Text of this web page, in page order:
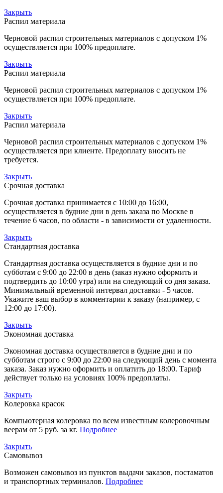
Закрыть
Распил материала
Черновой распил строительных материалов с допуском 1%
осуществляется при 100% предоплате.
Закрыть
Распил материала
Черновой распил строительных материалов с допуском 1%
осуществляется при 100% предоплате.
Закрыть
Распил материала
Черновой распил строительных материалов с допуском 1%
осуществляется при клиенте. Предоплату вносить не
требуется.
Закрыть
Срочная доставка
Срочная доставка принимается с 10:00 до 16:00,
осуществляется в будние дни в день заказа по Москве в
течение 6 часов, по области - в зависимости от удаленности.
Закрыть
Стандартная доставка
Стандартная доставка осуществляется в будние дни и по
субботам с 9:00 до 22:00 в день (заказ нужно оформить и
подтвердить до 10:00 утра) или на следующий со дня заказа.
Минимальный временной интервал доставки - 5 часов.
Укажите ваш выбор в комментарии к заказу (например, с
12:00 до 17:00).
Закрыть
Экономная доставка
Экономная доставка осуществляется в будние дни и по
субботам строго с 9:00 до 22:00 на следующий день с момента
заказа. Заказ нужно оформить и оплатить до 18:00. Тариф
действует только на условиях 100% предоплаты.
Закрыть
Колеровка красок
Компьютерная колеровка по всем известным колеровочным
веерам от 5 руб. за кг. Подробнее
Закрыть
Самовывоз
Возможен самовывоз из пунктов выдачи заказов, постаматов
и транспортных терминалов. Подробнее